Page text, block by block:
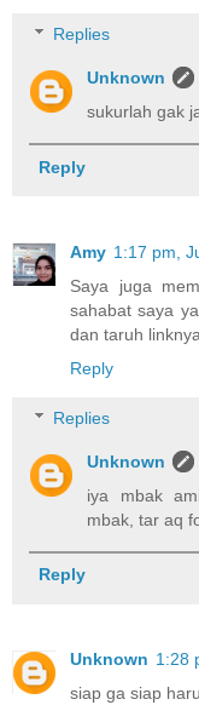
Replies
Unknown
sukurlah gak
Reply
Amy 1:17 pm,
Saya juga
sahabat saya
dan taruh
Reply
Replies
Unknown
iya mbak
mbak, tar aq
Reply
Unknown 1:28
siap ga siap